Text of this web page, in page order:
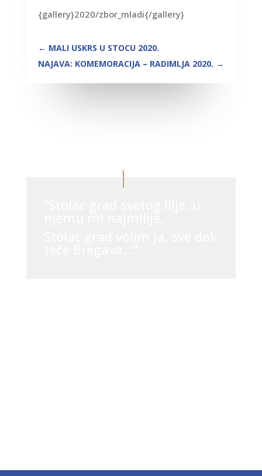
{gallery}2020/zbor_mladi{/gallery}
← MALI USKRS U STOCU 2020.
NAJAVA: KOMEMORACIJA – RADIMLJA 2020. →